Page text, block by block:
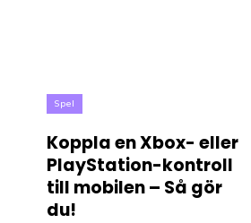
Spel
Koppla en Xbox- eller
PlayStation-kontroll
till mobilen – Så gör
du!